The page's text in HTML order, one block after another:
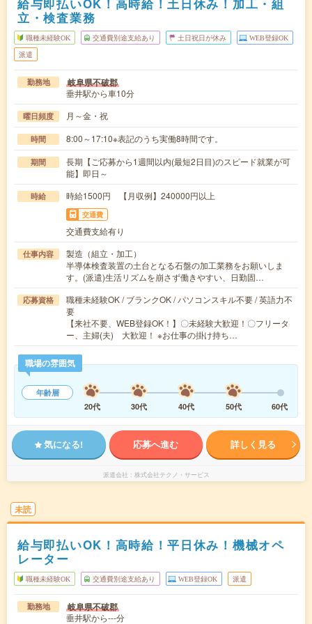
立・検査業務
職種未経験OK 交通費別途支給あり 土日祝日が休み WEB登録OK
派遣
勤務地 岐阜県不破郡
垂井駅から車10分
曜日頻度 月～金・祝
時間 8:00～17:10※表記のうち実働8時間です。
期間
長期【ご応募から1週間以内(最短2日目)のスピード就業が可
能】即日～
時給 時給1500円 【月収例】240000円以上
交通費
交通費支給有り
仕事内容
製造（組立・加工）
半導体検査装置の土台となる石盤の加工業務をお願いしま
す。(派遣)生活リズムを崩さず働きやすい、日勤固…
応募資格
職種未経験OK / ブランクOK / パソコンスキル不要 / 英語力不
要
【来社不要、WEB登録OK！】〇未経験大歓迎！〇フリータ
ー、主婦(夫) 大歓迎！ ※お仕事の掛け持ち…
職場の雰囲気
年齢層
20代
30代 40代 50代 60代
気になる! 応募へ進む 詳しく見る
派遣会社 株式会社テクノ・サービス
未読
給与即払いOK！高時給！平日休み！機械オペ
レーター
職種未経験OK 交通費別途支給あり WEB登録OK 派遣
勤務地 岐阜県不破郡
垂井駅から---分